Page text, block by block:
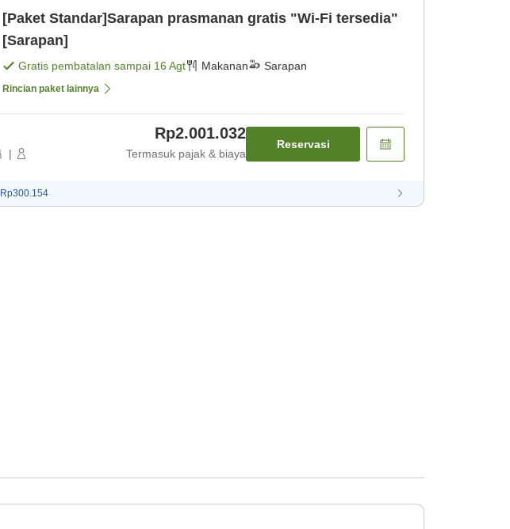
[Paket Standar]Sarapan prasmanan gratis "Wi-Fi tersedia"
[Sarapan]
Gratis pembatalan sampai 16 Agt Makanan Sarapan
Rincian paket lainnya
|
Rp2.001.032
Termasuk pajak & biaya
Reservasi
Rp300.154